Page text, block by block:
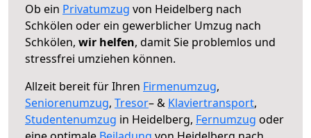
Ob ein Privatumzug von Heidelberg nach
Schkölen oder ein gewerblicher Umzug nach
Schkölen, wir helfen, damit Sie problemlos und
stressfrei umziehen können.
Allzeit bereit für Ihren Firmenumzug,
Seniorenumzug, Tresor– & Klaviertransport,
Studentenumzug in Heidelberg, Fernumzug oder